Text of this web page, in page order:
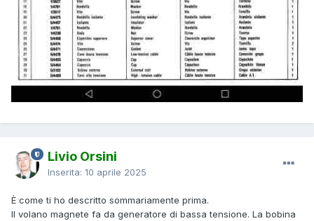
Livio Orsini
Inserita: 10 aprile 2025
È come ti ho descritto sommariamente prima.
Il volano magnete fa da generatore di bassa tensione. La bobina